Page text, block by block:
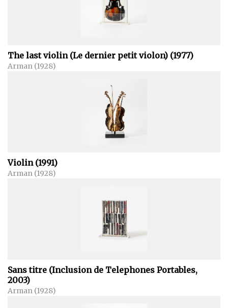
The last violin (Le dernier petit violon) (1977)
Arman (1928)
Violin (1991)
Arman (1928)
Sans titre (Inclusion de Telephones Portables,
2003)
Arman (1928)